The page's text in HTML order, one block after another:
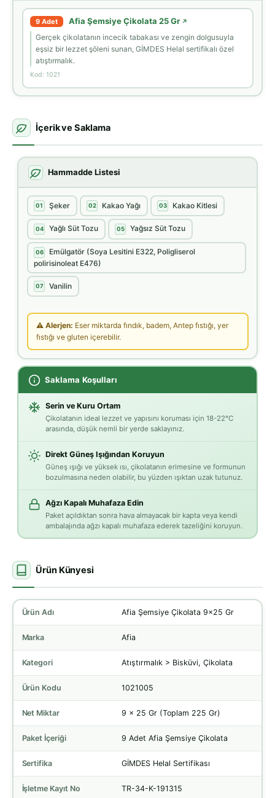
9 Adet Afia Şemsiye Çikolata 25 Gr ↗
Gerçek çikolatanın incecik tabakası ve zengin dolgusuyla
eşsiz bir lezzet şöleni sunan, GİMDES Helal sertifikalı özel
atıştırmalık.
Kod: 1021
İçerik ve Saklama
Hammadde Listesi
01 Şeker 02 Kakao Yağı 03 Kakao Kitlesi
04 Yağlı Süt Tozu 05 Yağsız Süt Tozu
06
Emülgatör (Soya Lesitini E322, Poligliserol
polirisinoleat E476)
07 Vanilin
⚠ Alerjen: Eser miktarda fındık, badem, Antep fıstığı, yer
fıstığı ve gluten içerebilir.
Saklama Koşulları
Serin ve Kuru Ortam
Çikolatanın ideal lezzet ve yapısını koruması için 18-22°C
arasında, düşük nemli bir yerde saklayınız.
Direkt Güneş Işığından Koruyun
Güneş ışığı ve yüksek ısı, çikolatanın erimesine ve formunun
bozulmasına neden olabilir, bu yüzden ışıktan uzak tutunuz.
Ağzı Kapalı Muhafaza Edin
Paket açıldıktan sonra hava almayacak bir kapta veya kendi
ambalajında ağzı kapalı muhafaza ederek tazeliğini koruyun.
Ürün Künyesi
Ürün Adı Afia Şemsiye Çikolata 9x25 Gr
Marka Afia
Kategori Atıştırmalık > Bisküvi, Çikolata
Ürün Kodu 1021005
Net Miktar 9 x 25 Gr (Toplam 225 Gr)
Paket İçeriği 9 Adet Afia Şemsiye Çikolata
Sertifika GİMDES Helal Sertifikası
İşletme Kayıt No TR-34-K-191315